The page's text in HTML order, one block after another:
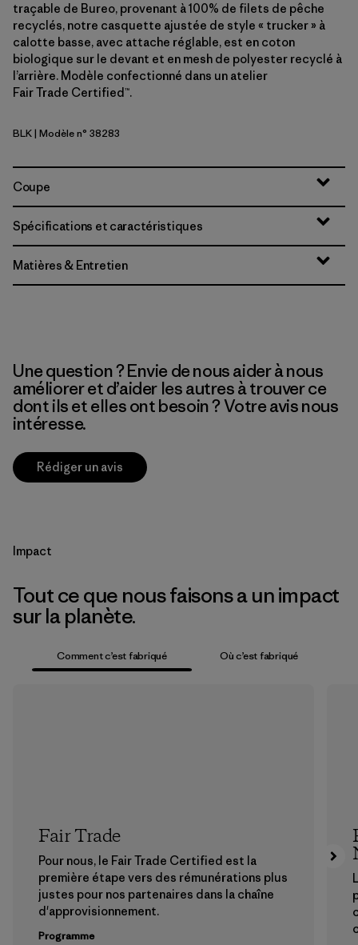
traçable de Bureo, provenant à 100% de filets de pêche
recyclés, notre casquette ajustée de style « trucker » à
calotte basse, avec attache réglable, est en coton
biologique sur le devant et en mesh de polyester recyclé à
l’arrière. Modèle confectionné dans un atelier
Fair Trade Certified™.
Black
BLK| Modèle n° 38283
Coupe
Spécifications et caractéristiques
Matières & Entretien
Une question ? Envie de nous aider à nous
améliorer et d’aider les autres à trouver ce
dont ils et elles ont besoin ? Votre avis nous
intéresse.
Rédiger un avis
Impact
Tout ce que nous faisons a un impact
sur la planète.
Comment c’est fabriqué Où c’est fabriqué
Fair Trade
Pour nous, le Fair Trade Certified est la
première étape vers des rémunérations plus
justes pour nos partenaires dans la chaîne
d'approvisionnement.
Programme